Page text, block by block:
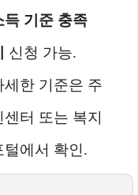
득 기준 충족
신청 가능.
세한 기준은 주
센터 또는 복지
털에서 확인.